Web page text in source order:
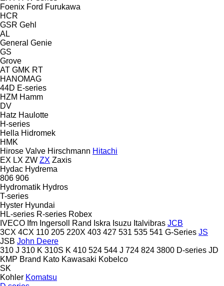
Foenix Ford Furukawa
HCR
GSR Gehl
AL
General Genie
GS
Grove
AT GMK RT
HANOMAG
44D E-series
HZM Hamm
DV
Hatz Haulotte
H-series
Hella Hidromek
HMK
Hirose Valve Hirschmann Hitachi
EX LX ZW ZX Zaxis
Hydac Hydrema
806 906
Hydromatik Hydros
T-series
Hyster Hyundai
HL-series R-series Robex
IVECO Ifm Ingersoll Rand Iskra Isuzu Italvibras JCB
3CX 4CX 110 205 220X 403 427 531 535 541 G-Series JS
JSB John Deere
310 J 310 K 310S K 410 524 544 J 724 824 3800 D-series JD
KMP Brand Kato Kawasaki Kobelco
SK
Kohler Komatsu